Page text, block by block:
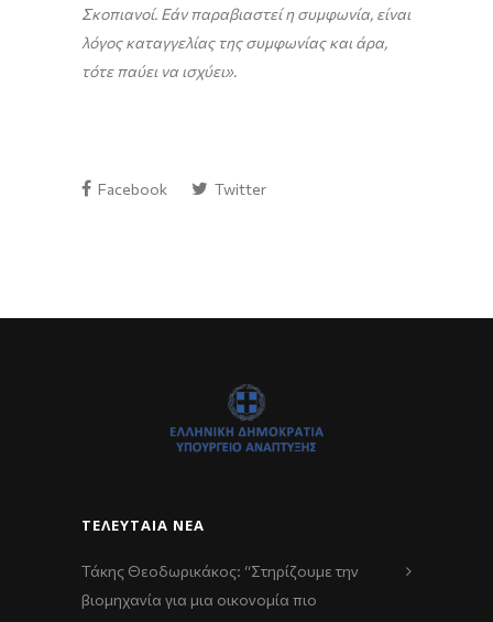
Σκοπιανοί. Εάν παραβιαστεί η συμφωνία, είναι
λόγος καταγγελίας της συμφωνίας και άρα,
τότε παύει να ισχύει».
Facebook Twitter
ΤΕΛΕΥΤΑΊΑ ΝΈΑ
Τάκης Θεοδωρικάκος: “Στηρίζουμε την
βιομηχανία για μια οικονομία πιο